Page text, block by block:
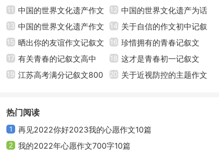
958天，剩下的也就是958天。每天多睡1小时懒觉，一
生也就这样默默的度过了。能够供我们自由使用的时间
实在是太少了，因此，我们更要珍惜生命，关爱生命!
古代人人为，身体是父母给的，不爱惜身体，就是
对父母不孝顺，这是非常不道德的事情。有个故事说，
说：“宝贝，你怎么受伤了?快让我瞧瞧!”。儿是娘的心头
肉，生命是父母给予的，我们不能随便糟蹋它，而是要
好好的爱惜它，保护它，使用它。
阅读能力
免费
11
中国的世界文化遗产作文
大全
12 中国的世界文化遗产为话
题作文
13 中国的世界文化遗产作文
一等奖
14 关于自信的作文初中记叙
文
15 晒出你的友谊作文记叙文 16 珍惜拥有的青春记叙文
17 有关青春的记叙文高中 18 这才是青春初一记叙文
19 江苏高考满分记叙文800
20 关于近视防控的主题作文
热门阅读
1 再见2022你好2023我的心愿作文10篇
2 我的2022年心愿作文700字10篇